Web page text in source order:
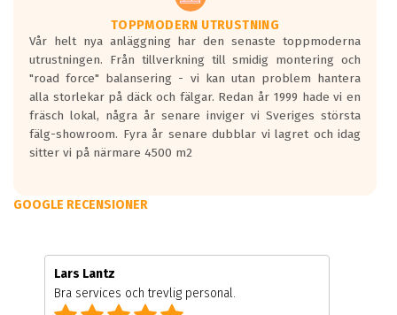
TOPPMODERN UTRUSTNING
Vår helt nya anläggning har den senaste toppmoderna
utrustningen. Från tillverkning till smidig montering och
"road force" balansering - vi kan utan problem hantera
alla storlekar på däck och fälgar. Redan år 1999 hade vi en
fräsch lokal, några år senare inviger vi Sveriges största
fälg-showroom. Fyra år senare dubblar vi lagret och idag
sitter vi på närmare 4500 m2
GOOGLE RECENSIONER
Lars Lantz
Bra services och trevlig personal.